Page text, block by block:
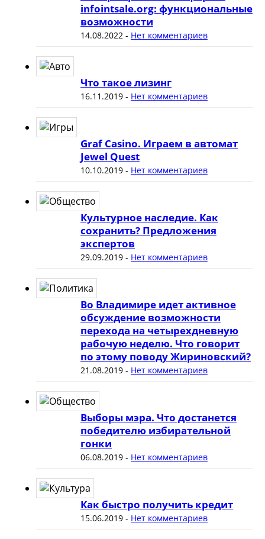
infointsale.org: функциональные
возможности
14.08.2022- Нет комментариев
Что такое лизинг
16.11.2019- Нет комментариев
Graf Casino. Играем в автомат
Jewel Quest
10.10.2019- Нет комментариев
Культурное наследие. Как
сохранить? Предложения
экспертов
29.09.2019- Нет комментариев
Во Владимире идет активное
обсуждение возможности
перехода на четырехдневную
рабочую неделю. Что говорит
по этому поводу Жириновский?
21.08.2019- Нет комментариев
Выборы мэра. Что достанется
победителю избирательной
гонки
06.08.2019- Нет комментариев
Как быстро получить кредит
15.06.2019- Нет комментариев